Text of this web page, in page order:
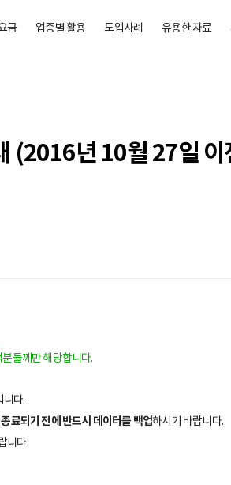
금 업종별 활용 도입사례 유용한 자료
(2016년 10월 27일 이
들께만 해당합니다.
니다.
료되기 전에 반드시 데이터를 백업하시기 바랍니다.
니다.